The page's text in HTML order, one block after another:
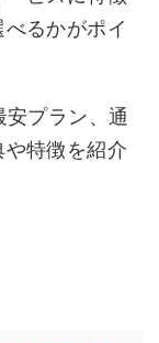
るかがポイ
安プラン、通
特徴を紹介